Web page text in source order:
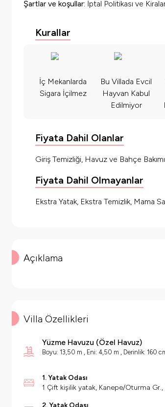
Şartlar ve koşullar: İptal Politikası ve
Kurallar
İç Mekanlarda
Sigara İçilmez
Bu Villada Evcil
Hayvan Kabul
Edilmiyor
Fiyata Dahil Olanlar
Giriş Temizliği, Havuz ve Bahçe
Fiyata Dahil Olmayanlar
Ekstra Yatak, Ekstra Temizlik, Mama
Açıklama
Villa Özellikleri
Yüzme Havuzu (Özel Havuz)
Boyu: 13,50 m , Eni: 4,50 m , Derinlik: 160
1. Yatak Odası
1 Çift kişilik yatak, Kanepe/Oturma Gr.,
2. Yatak Odası